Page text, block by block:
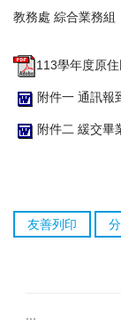
教務處 綜合業務組
113學年度原
附件一 通訊報
附件二 緩交畢
友善列印
:::